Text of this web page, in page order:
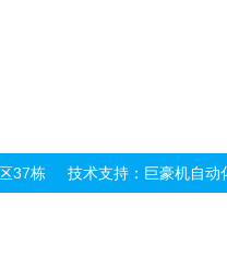
37栋 技术支持： 巨豪机自动